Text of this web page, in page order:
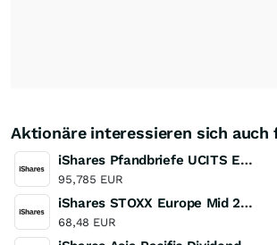
Aktionäre interessieren sich auch
iShares Pfandbriefe UCITS ETF (DE)
95,785 EUR
iShares STOXX Europe Mid 200 UCITS ETF (DE)
68,48 EUR